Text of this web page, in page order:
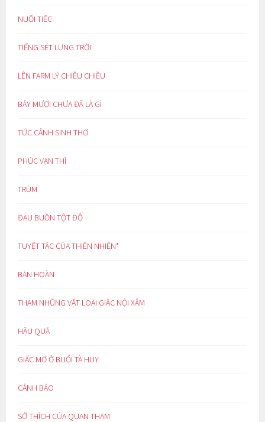
NUỐI TIẾC
TIẾNG SÉT LƯNG TRỜI
LÊN FARM LÝ CHIỀU CHIỀU
BẢY MƯƠI CHƯA ĐÃ LÀ GÌ
TỨC CẢNH SINH THƠ
PHÚC VẠN THÌ
TRÙM
ĐAU BUỒN TỘT ĐỘ
TUYỆT TÁC CỦA THIÊN NHIÊN*
BÀN HOÀN
THAM NHŨNG VẶT LOẠI GIẶC NỘI XÂM
HẬU QUẢ
GIẤC MƠ Ở BUỔI TÀ HUY
CẢNH BÁO
SỞ THÍCH CỦA QUAN THAM